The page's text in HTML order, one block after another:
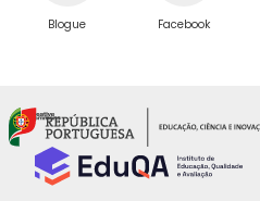
Blogue Facebook